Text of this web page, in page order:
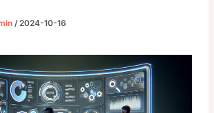
/2024-10-16